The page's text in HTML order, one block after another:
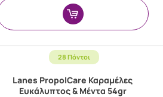
28 Πόντοι
Lanes PropolCare Καραμέλες
Ευκάλυπτος & Μέντα 54gr